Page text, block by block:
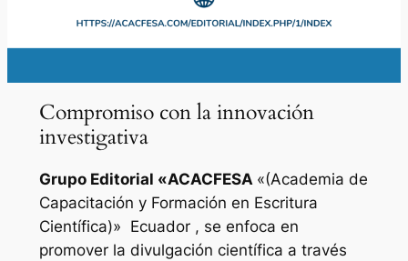
Compromiso con la innovación
investigativa
Grupo Editorial «ACACFESA «(Academia de
Capacitación y Formación en Escritura
Científica)» Ecuador , se enfoca en
promover la divulgación científica a través